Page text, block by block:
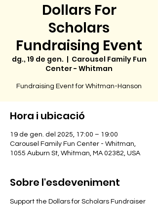
Dollars For
Scholars
Fundraising Event
dg., 19 de gen.
  |
Carousel Family Fun
Center - Whitman
Fundraising Event for Whitman-Hanson
Hora i ubicació
19 de gen. del 2025, 17:00 – 19:00
Carousel Family Fun Center - Whitman,
1055 Auburn St, Whitman, MA 02382, USA
Sobre l'esdeveniment
Support the Dollars for Scholars Fundraiser